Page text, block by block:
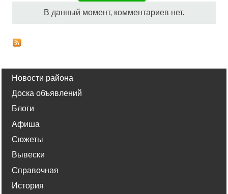
В данный момент, комментариев нет.
Новости района
Доска объявлений
Блоги
Афиша
Сюжеты
Вывески
Справочная
История